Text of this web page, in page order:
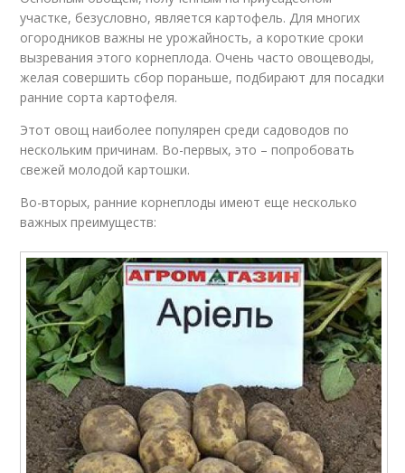
участке, безусловно, является картофель. Для многих
огородников важны не урожайность, а короткие сроки
вызревания этого корнеплода. Очень часто овощеводы,
желая совершить сбор пораньше, подбирают для посадки
ранние сорта картофеля.
Этот овощ наиболее популярен среди садоводов по
нескольким причинам. Во-первых, это – попробовать
свежей молодой картошки.
Во-вторых, ранние корнеплоды имеют еще несколько
важных преимуществ: